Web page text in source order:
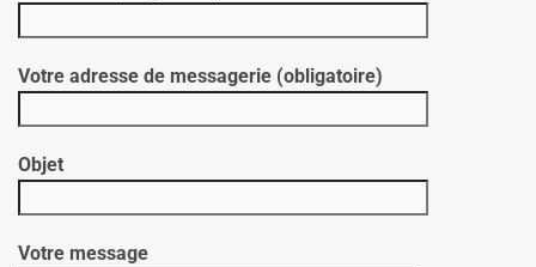
Votre adresse de messagerie (obligatoire)
Objet
Votre message